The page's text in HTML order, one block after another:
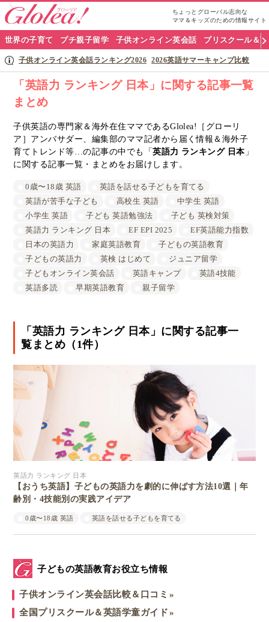
ちょっとグローバル志向な
ママ＆キッズのための情報サイト
グ
ロ
ア
ナ
ビ
世界の子育て プチ親子留学 子供オンライン英会話 プリスクール＆
子供オンライン英会話ランキング2026 2026英語サマーキャンプ比較
「英語力 ランキング 日本」に関する記事一覧
まとめ
子供英語の専門家＆海外在住ママであるGlolea!［グローリ
ア］アンバサダー、編集部のママ記者から届く情報＆海外子
育てトレンド等…の記事の中でも「英語力 ランキング 日本」
に関する記事一覧・まとめをお届けします。
0歳〜18歳 英語
英語を話せる子どもを育てる
英語が苦手な子ども
高校生 英語
中学生 英語
小学生 英語
子ども 英語勉強法
子ども 英検対策
英語力 ランキング 日本
EF EPI 2025
EF英語能力指数
日本の英語力
家庭英語教育
子どもの英語教育
子どもの英語力
英検 はじめて
ジュニア留学
子どもオンライン英会話
英語キャンプ
英語4技能
英語多読
早期英語教育 親子留学
「英語力 ランキング 日本」に関する記事一
覧まとめ（1件）
英語力 ランキング 日本
【おうち英語】子どもの英語力を劇的に伸ばす方法10選｜年
齢別・4技能別の実践アイデア
0歳〜18歳 英語 英語を話せる子どもを育てる
子どもの英語教育お役立ち情報
子供オンライン英会話比較＆口コミ
全国プリスクール＆英語学童ガイド